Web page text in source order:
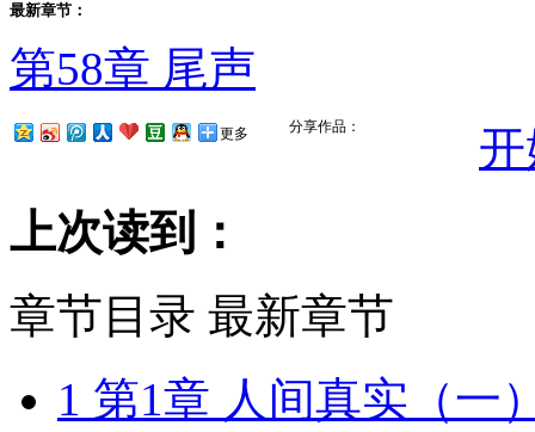
最新章节：
第58章 尾声
分享作品：
更多
上次读到：
章节目录 最新章节
1 第1章 人间真实（一